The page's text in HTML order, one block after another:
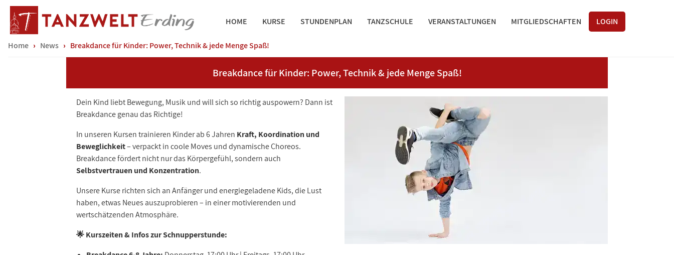
HOME KURSE STUNDENPLAN TANZSCHULE VERANSTALTUNGEN MITGLIEDSCHAFTEN LOGIN
Home News Breakdance für Kinder: Power, Technik & jede Menge Spaß!
Breakdance für Kinder: Power, Technik & jede Menge Spaß!
Dein Kind liebt Bewegung, Musik und will sich so richtig auspowern? Dann ist
Breakdance genau das Richtige!
In unseren Kursen trainieren Kinder ab 6 Jahren Kraft, Koordination und
Beweglichkeit– verpackt in coole Moves und dynamische Choreos.
Breakdance fördert nicht nur das Körpergefühl, sondern auch
Selbstvertrauen und Konzentration.
Unsere Kurse richten sich an Anfänger und energiegeladene Kids, die Lust
haben, etwas Neues auszuprobieren – in einer motivierenden und
wertschätzenden Atmosphäre.
🌟 Kurszeiten & Infos zur Schnupperstunde: